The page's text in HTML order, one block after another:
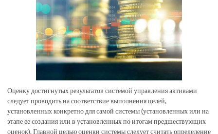
Оценку достигнутых результатов системой управления активами
следует проводить на соответствие выполнения целей,
установленных конкретно для самой системы (установленных или на
этапе ее создания или в установленных по итогам предшествующих
оценок). Главной целью оценки системы следует считать определение